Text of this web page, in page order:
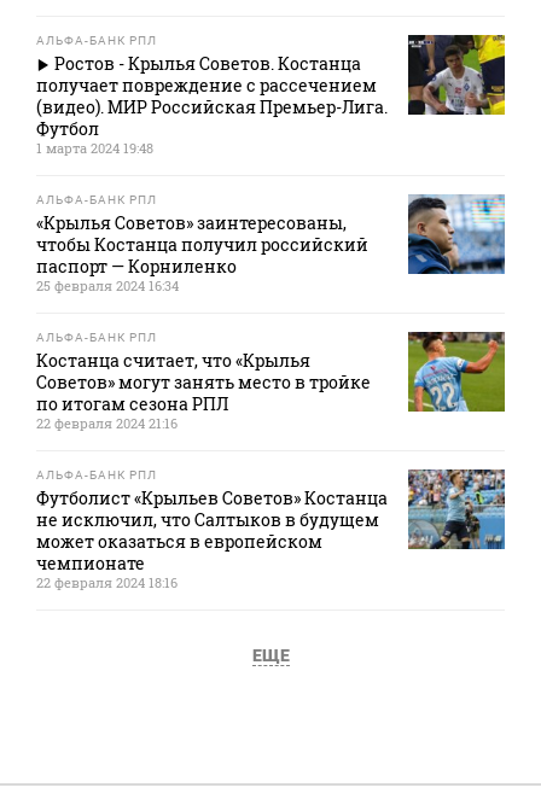
АЛЬФА-БАНК РПЛ
Ростов - Крылья Советов. Костанца
получает повреждение с рассечением
(видео). МИР Российская Премьер-Лига.
Футбол
1 марта 2024 19:48
АЛЬФА-БАНК РПЛ
«Крылья Советов» заинтересованы,
чтобы Костанца получил российский
паспорт — Корниленко
25 февраля 2024 16:34
АЛЬФА-БАНК РПЛ
Костанца считает, что «Крылья
Советов» могут занять место в тройке
по итогам сезона РПЛ
22 февраля 2024 21:16
АЛЬФА-БАНК РПЛ
Футболист «Крыльев Советов» Костанца
не исключил, что Салтыков в будущем
может оказаться в европейском
чемпионате
22 февраля 2024 18:16
ЕЩЕ